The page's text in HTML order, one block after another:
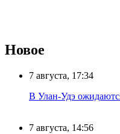
Новое
7 августа, 17:34
В Улан-Удэ
7 августа, 14:56